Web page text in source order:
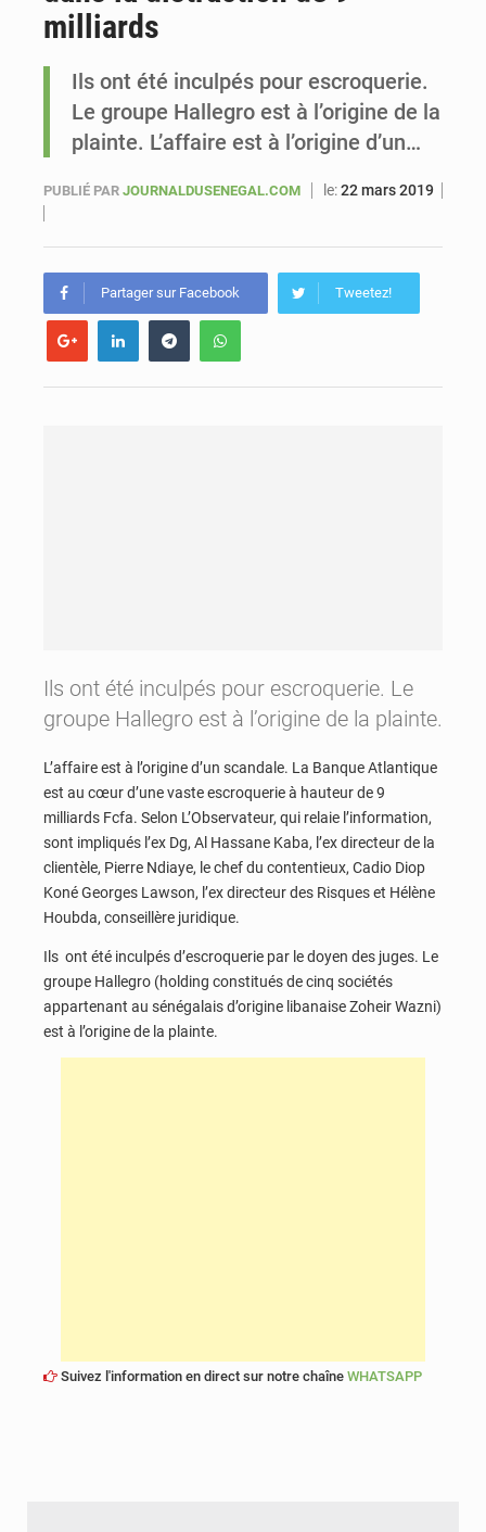
milliards
Ils ont été inculpés pour escroquerie.
Le groupe Hallegro est à l’origine de la
plainte. L’affaire est à l’origine d’un…
PUBLIÉ PAR JOURNALDUSENEGAL.COM le:22 mars 2019
Partager sur Facebook Tweetez!
Ils ont été inculpés pour escroquerie. Le
groupe Hallegro est à l’origine de la plainte.
L’affaire est à l’origine d’un scandale. La Banque Atlantique
est au cœur d’une vaste escroquerie à hauteur de 9
milliards Fcfa. Selon L’Observateur, qui relaie l’information,
sont impliqués l’ex Dg, Al Hassane Kaba, l’ex directeur de la
clientèle, Pierre Ndiaye, le chef du contentieux, Cadio Diop
Koné Georges Lawson, l’ex directeur des Risques et Hélène
Houbda, conseillère juridique.
Ils ont été inculpés d’escroquerie par le doyen des juges. Le
groupe Hallegro (holding constitués de cinq sociétés
appartenant au sénégalais d’origine libanaise Zoheir Wazni)
est à l’origine de la plainte.
Suivez l'information en direct sur notre chaîne WHATSAPP